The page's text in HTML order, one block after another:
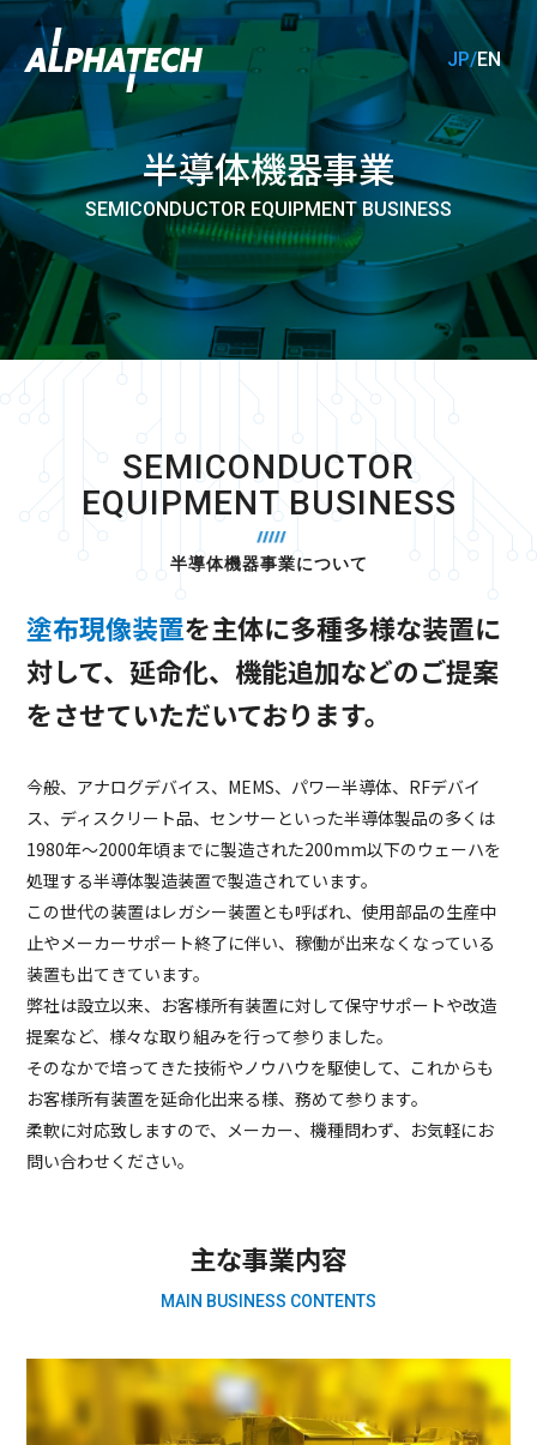
JP/EN
半導体機器事業
SEMICONDUCTOR EQUIPMENT BUSINESS
SEMICONDUCTOR
EQUIPMENT BUSINESS
半導体機器事業について
塗布現像装置を主体に多種多様な装置に
対して、延命化、機能追加などのご提案
をさせていただいております。
今般、アナログデバイス、MEMS、パワー半導体、RFデバイ
ス、ディスクリート品、センサーといった半導体製品の多くは
1980年～2000年頃までに製造された200mm以下のウェーハを
処理する半導体製造装置で製造されています。
この世代の装置はレガシー装置とも呼ばれ、使用部品の生産中
止やメーカーサポート終了に伴い、稼働が出来なくなっている
装置も出てきています。
弊社は設立以来、お客様所有装置に対して保守サポートや改造
提案など、様々な取り組みを行って参りました。
そのなかで培ってきた技術やノウハウを駆使して、これからも
お客様所有装置を延命化出来る様、務めて参ります。
柔軟に対応致しますので、メーカー、機種問わず、お気軽にお
問い合わせください。
主な事業内容
MAIN BUSINESS CONTENTS